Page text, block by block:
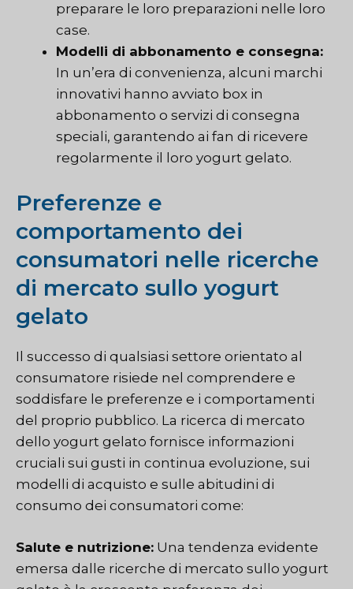
preparare le loro preparazioni nelle loro
case.
Modelli di abbonamento e consegna:
In un’era di convenienza, alcuni marchi
innovativi hanno avviato box in
abbonamento o servizi di consegna
speciali, garantendo ai fan di ricevere
regolarmente il loro yogurt gelato.
Preferenze e
comportamento dei
consumatori nelle ricerche
di mercato sullo yogurt
gelato
Il successo di qualsiasi settore orientato al
consumatore risiede nel comprendere e
soddisfare le preferenze e i comportamenti
del proprio pubblico. La ricerca di mercato
dello yogurt gelato fornisce informazioni
cruciali sui gusti in continua evoluzione, sui
modelli di acquisto e sulle abitudini di
consumo dei consumatori come:
Salute e nutrizione: Una tendenza evidente
emersa dalle ricerche di mercato sullo yogurt